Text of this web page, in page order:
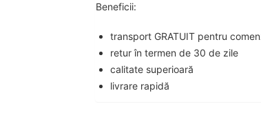
Beneficii:
transport GRATUIT pentru
retur în termen de 30 de zile
calitate superioară
livrare rapidă